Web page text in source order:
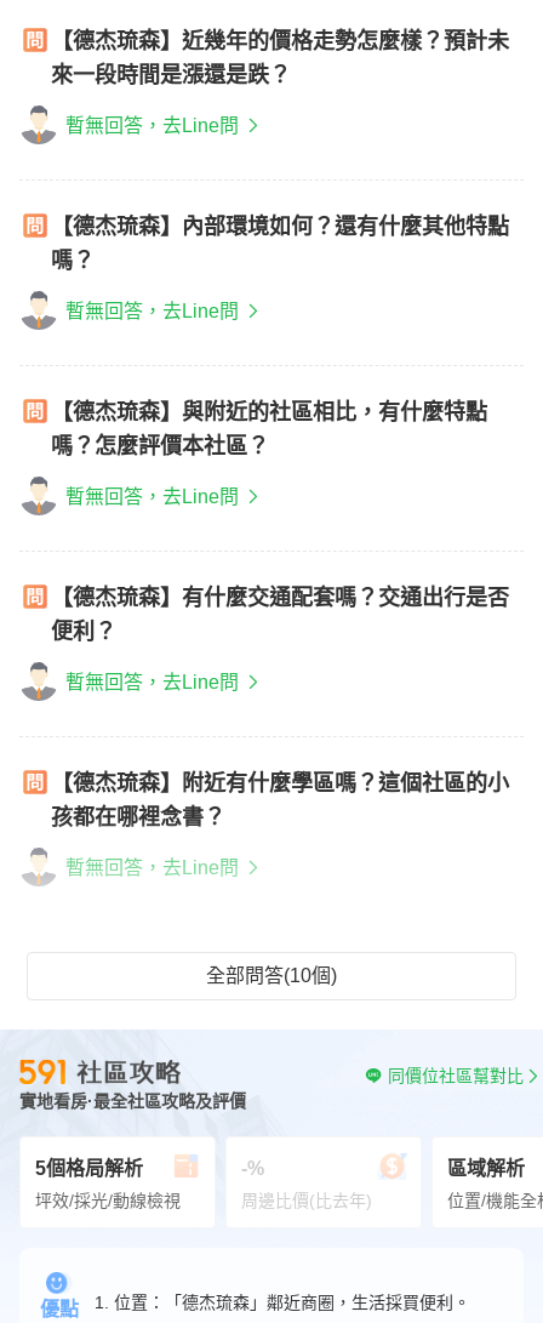
【德杰琉森】近幾年的價格走勢怎麼樣？預計未
來一段時間是漲還是跌？
暫無回答，去Line問
【德杰琉森】內部環境如何？還有什麼其他特點
嗎？
暫無回答，去Line問
【德杰琉森】與附近的社區相比，有什麼特點
嗎？怎麼評價本社區？
暫無回答，去Line問
【德杰琉森】有什麼交通配套嗎？交通出行是否
便利？
暫無回答，去Line問
【德杰琉森】附近有什麼學區嗎？這個社區的小
孩都在哪裡念書？
暫無回答，去Line問
全部問答(10個)
實地看房·最全社區攻略及評價
同價位社區幫對比
5個格局解析
坪效/採光/動線檢視
-%
周邊比價(比去年)
區域解析
位置/機能全
優點 1. 位置：「德杰琉森」鄰近商圈，生活採買便利。